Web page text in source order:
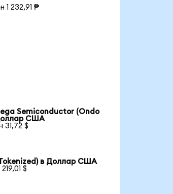
1 232,91 ₱
Semiconductor (Ondo
США
31,72 $
в Доллар США
$